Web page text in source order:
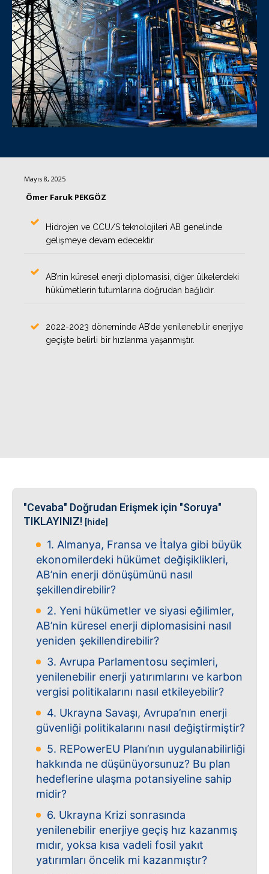
Mayıs 8, 2025
Ömer Faruk PEKGÖZ
Hidrojen ve CCU/S teknolojileri AB genelinde
gelişmeye devam edecektir.
AB’nin küresel enerji diplomasisi, diğer ülkelerdeki
hükümetlerin tutumlarına doğrudan bağlıdır.
2022-2023 döneminde AB’de yenilenebilir enerjiye
geçişte belirli bir hızlanma yaşanmıştır.
"Cevaba" Doğrudan Erişmek için "Soruya"
TIKLAYINIZ! [hide]
1. Almanya, Fransa ve İtalya gibi büyük
ekonomilerdeki hükümet değişiklikleri,
AB’nin enerji dönüşümünü nasıl
şekillendirebilir?
2. Yeni hükümetler ve siyasi eğilimler,
AB’nin küresel enerji diplomasisini nasıl
yeniden şekillendirebilir?
3. Avrupa Parlamentosu seçimleri,
yenilenebilir enerji yatırımlarını ve karbon
vergisi politikalarını nasıl etkileyebilir?
4. Ukrayna Savaşı, Avrupa’nın enerji
güvenliği politikalarını nasıl değiştirmiştir?
5. REPowerEU Planı’nın uygulanabilirliği
hakkında ne düşünüyorsunuz? Bu plan
hedeflerine ulaşma potansiyeline sahip
midir?
6. Ukrayna Krizi sonrasında
yenilenebilir enerjiye geçiş hız kazanmış
mıdır, yoksa kısa vadeli fosil yakıt
yatırımları öncelik mi kazanmıştır?